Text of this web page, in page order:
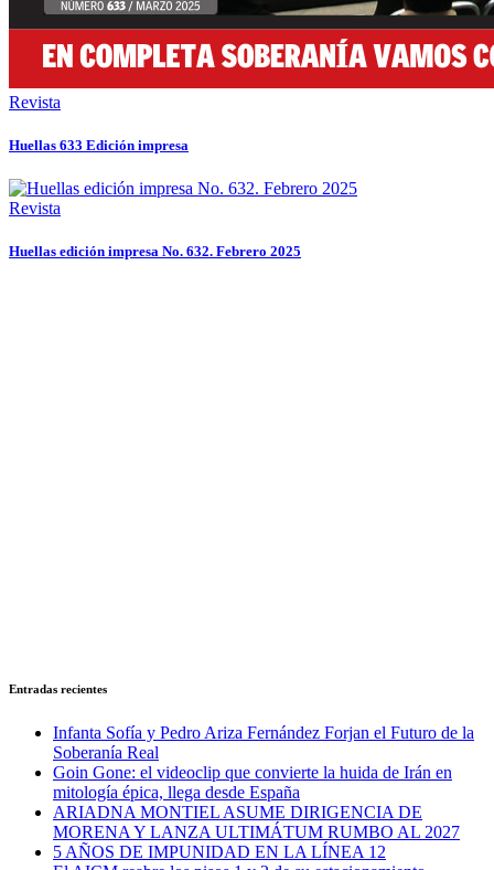
Revista
Huellas 633 Edición impresa
Revista
Huellas edición impresa No. 632. Febrero 2025
Entradas recientes
Infanta Sofía y Pedro Ariza Fernández Forjan el Futuro de la
Soberanía Real
Goin Gone: el videoclip que convierte la huida de Irán en
mitología épica, llega desde España
ARIADNA MONTIEL ASUME DIRIGENCIA DE
MORENA Y LANZA ULTIMÁTUM RUMBO AL 2027
5 AÑOS DE IMPUNIDAD EN LA LÍNEA 12